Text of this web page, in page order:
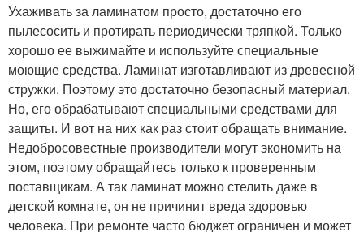
Ухаживать за ламинатом просто, достаточно его
пылесосить и протирать периодически тряпкой. Только
хорошо ее выжимайте и используйте специальные
моющие средства. Ламинат изготавливают из древесной
стружки. Поэтому это достаточно безопасный материал.
Но, его обрабатывают специальными средствами для
защиты. И вот на них как раз стоит обращать внимание.
Недобросовестные производители могут экономить на
этом, поэтому обращайтесь только к проверенным
поставщикам. А так ламинат можно стелить даже в
детской комнате, он не причинит вреда здоровью
человека. При ремонте часто бюджет ограничен и может